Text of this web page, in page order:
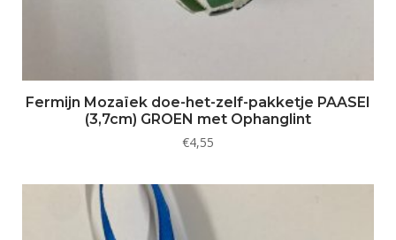
Fermijn Mozaïek doe-het-zelf-pakketje PAASEI
(3,7cm) GROEN met Ophanglint
€4,55